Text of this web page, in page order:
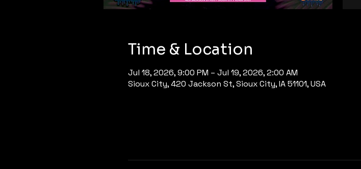
Time & Location
Jul 18, 2026, 9:00 PM – Jul 19, 2026, 2:00 AM
Sioux City, 420 Jackson St, Sioux City, IA 51101, USA